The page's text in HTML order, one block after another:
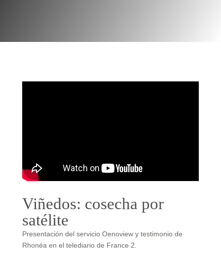
Viñedos: cosecha por
satélite
Presentación del servicio Oenoview y testimonio de
Rhonéa en el telediario de France 2.